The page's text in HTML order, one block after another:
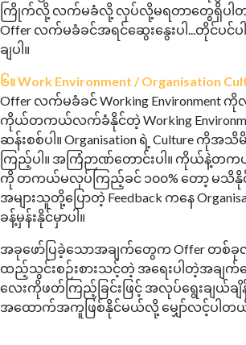
ကြိုက်လို့ လက်မခံလို့ လုပ်လို့မရတာတွေရှိပါတ
Offer လက်မခံခင်အရင်ဆွေးနွေးပါ...တိုင်ပင်ပါ
ချပါ။
၆။ Work Environment / Organisation
Offer လက်မခံခင် Working Environment
ကိုယ်တကယ်လက်ခံနိုင်တဲ့ Working
ဆန်းစစ်ပါ။ Organisation ရဲ့ Culture ကို
ကြည့်ပါ။ အကြံဉာဏ်တောင်းပါ။ ကိုယ်နဲ့တကယ်
ကို တကယ်မလုပ်ကြည့်ခင် ၁၀၀% တော့ မသိနို
အများသူတို့ပြောတဲ့ Feedback ကနေ
ခန့်မှန်းနိုင်မှာပါ။
အခုဖော်ပြခဲ့သောအချက်တွေက Offer တစ်
ထည့်သွင်းစဉ်းစားသင့်တဲ့ အရေးပါတဲ့အချက်
လေးကိုဖတ်ကြည့်ခြင်းဖြင့် အလုပ်ရွေးချယ်ချိန်
အထောက်အကူဖြစ်နိုင်မယ်လို့ မျှော်လင့်ပါတယ်